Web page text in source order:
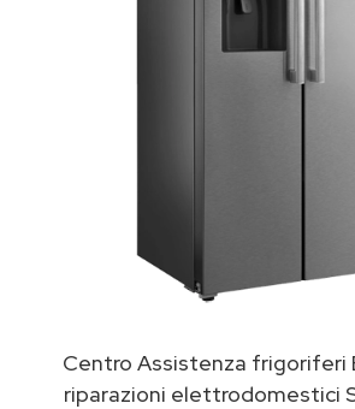
Centro Assistenza frigoriferi
riparazioni elettrodomestici